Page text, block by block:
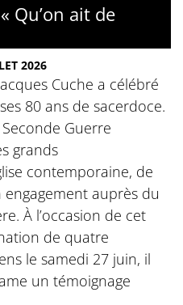
Qu’on ait de
2026
Cuche a célébré
80 ans de sacerdoce.
Guerre
grands
contemporaine, de
engagement auprès du
À l’occasion de cet
de quatre
le samedi 27 juin, il
un témoignage